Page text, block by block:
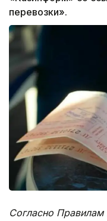
перевозки».
Согласно Правилам